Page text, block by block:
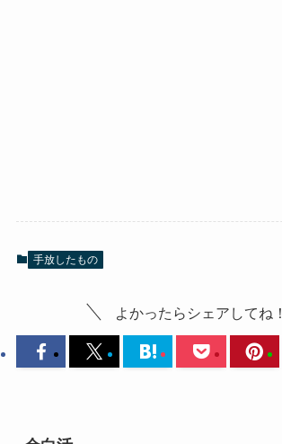
手放したもの
よかったらシェアしてね！